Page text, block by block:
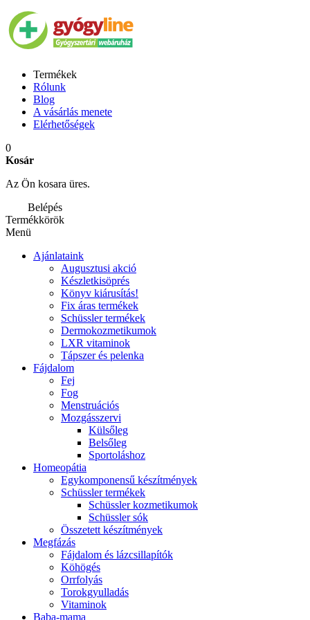
Termékek
Rólunk
Blog
A vásárlás menete
Elérhetőségek
0
Kosár
Az Ön kosara üres.
Belépés
Termékkörök
Menü
Ajánlataink
Augusztusi akció
Készletkisöprés
Könyv kiárusítás!
Fix áras termékek
Schüssler termékek
Dermokozmetikumok
LXR vitaminok
Tápszer és pelenka
Fájdalom
Fej
Fog
Menstruációs
Mozgásszervi
Külsőleg
Belsőleg
Sportoláshoz
Homeopátia
Egykomponensű készítmények
Schüssler termékek
Schüssler kozmetikumok
Schüssler sók
Összetett készítmények
Megfázás
Fájdalom és lázcsillapítók
Köhögés
Orrfolyás
Torokgyulladás
Vitaminok
Baba-mama